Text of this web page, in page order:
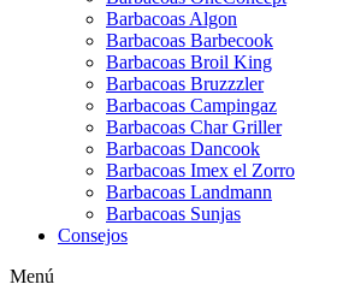
Barbacoas Algon
Barbacoas Barbecook
Barbacoas Broil King
Barbacoas Bruzzzler
Barbacoas Campingaz
Barbacoas Char Griller
Barbacoas Dancook
Barbacoas Imex el Zorro
Barbacoas Landmann
Barbacoas Sunjas
Consejos
Menú